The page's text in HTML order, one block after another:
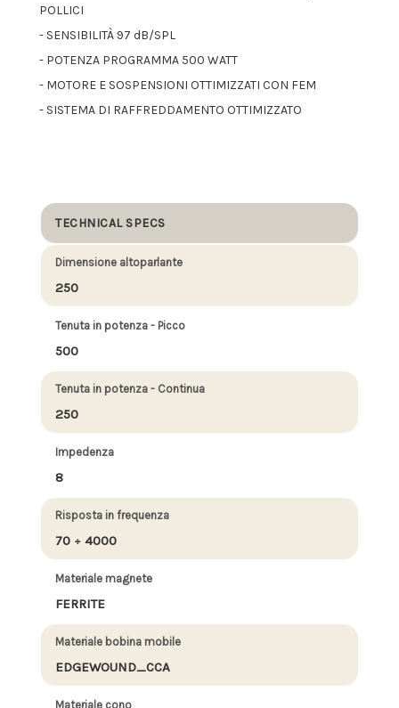
POLLICI
- SENSIBILITÀ 97 dB/SPL
- POTENZA PROGRAMMA 500 WATT
- MOTORE E SOSPENSIONI OTTIMIZZATI CON FEM
- SISTEMA DI RAFFREDDAMENTO OTTIMIZZATO
TECHNICAL SPECS
Dimensione altoparlante
250
Tenuta in potenza - Picco
500
Tenuta in potenza - Continua
250
Impedenza
8
Risposta in frequenza
70 ÷ 4000
Materiale magnete
FERRITE
Materiale bobina mobile
EDGEWOUND_CCA
Materiale cono